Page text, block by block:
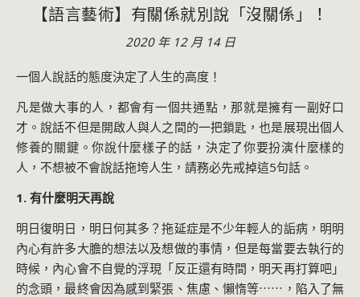
【語言藝術】有關係就別說「沒關係」！
2020 年 12 月 14 日
一個人說話的態度決定了人生的高度！
凡是做大事的人，都會有一個共通點，那就是擁有一副好口
才。說話不但是開啟人與人之間的一把鎖匙，也是展現出個人
修養的關鍵。你說什麼樣子的話，決定了你要扮演什麼樣的
人，不想被不會說話拖垮人生，請務必先戒掉這5句話。
1. 有什麼明天再說
明日復明日，明日何其多？拖延症是不少年輕人的詬病，明明
內心有許多大膽的想法以及想做的事情，但是每當要去執行的
時候，內心會不自覺的浮現「反正還有時間，明天再打算吧」
的念頭，最終會因為感到緊張、焦慮、懶惰等⋯⋯，陷入了無